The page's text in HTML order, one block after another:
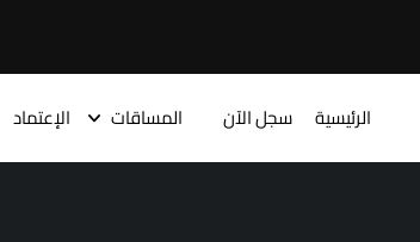
الرئيسية سجل الآن المساقات الإعتماد